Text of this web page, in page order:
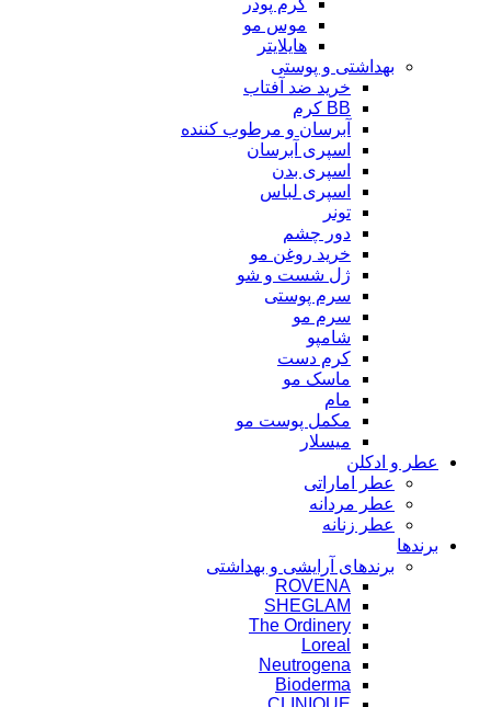
کرم پودر
موس مو
هایلایتر
بهداشتی و پوستی
خرید ضد آفتاب
BB کرم
آبرسان و مرطوب کننده
اسپری آبرسان
اسپری بدن
اسپری لباس
تونر
دور چشم
خرید روغن مو
ژل شست و شو
سرم پوستی
سرم مو
شامپو
کرم دست
ماسک مو
مام
مکمل پوست مو
میسلار
عطر و ادکلن
عطر اماراتی
عطر مردانه
عطر زنانه
برندها
برندهای آرایشی و بهداشتی
ROVENA
SHEGLAM
The Ordinery
Loreal
Neutrogena
Bioderma